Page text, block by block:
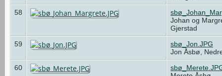
58
Johan og
Gjerstad
59
sbø_Jon.JPG
Jon Åsbø,
60